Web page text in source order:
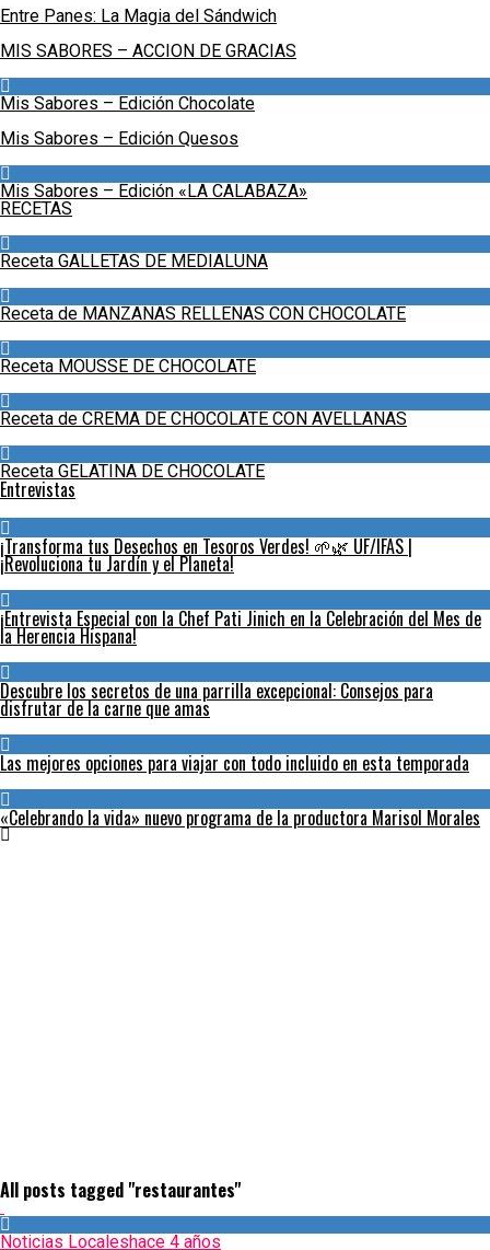
Entre Panes: La Magia del Sándwich
MIS SABORES – ACCION DE GRACIAS
Mis Sabores – Edición Chocolate
Mis Sabores – Edición Quesos
Mis Sabores – Edición «LA CALABAZA»
RECETAS
Receta GALLETAS DE MEDIALUNA
Receta de MANZANAS RELLENAS CON CHOCOLATE
Receta MOUSSE DE CHOCOLATE
Receta de CREMA DE CHOCOLATE CON AVELLANAS
Receta GELATINA DE CHOCOLATE
Entrevistas
¡Transforma tus Desechos en Tesoros Verdes! 🌱🌿 UF/IFAS |
¡Revoluciona tu Jardín y el Planeta!
¡Entrevista Especial con la Chef Pati Jinich en la Celebración del Mes de
la Herencia Hispana!
Descubre los secretos de una parrilla excepcional: Consejos para
disfrutar de la carne que amas
Las mejores opciones para viajar con todo incluido en esta temporada
«Celebrando la vida» nuevo programa de la productora Marisol Morales
All posts tagged "restaurantes"
Noticias Localeshace 4 años